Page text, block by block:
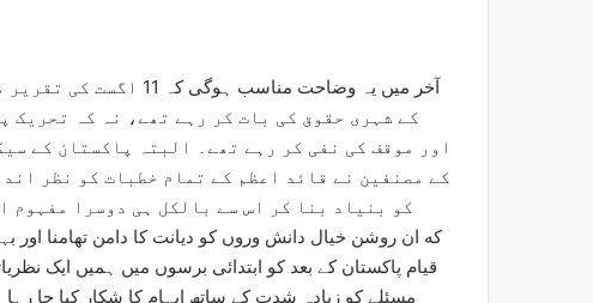
آخر میں یہ وضاحت مناسب
کے شہری حقوق کی بات کر رہے تھے، نہ کہ تحریک
اور موقف کی نفی کر رہے تھے۔ البتہ پاکستان کے
کے مصنفین نے قائد اعظم کے تمام خطبات کو نظر
کو بنیاد بنا کر اس سے بالکل ہی دوسرا مفہوم
که ان روشن خیال دانش وروں کو دیانت کا دامن تھامنا اور
قیام پاکستان کے بعد کو ابتدائی برسوں میں ہمیں ایک
مسئلے کو زیادہ شدت کے ساتھ ابہام کا شکار کیا جا